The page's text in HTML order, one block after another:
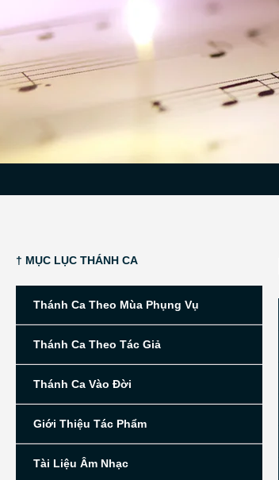
† MỤC LỤC THÁNH CA
Thánh Ca Theo Mùa Phụng Vụ
Thánh Ca Theo Tác Giả
Thánh Ca Vào Đời
Giới Thiệu Tác Phẩm
Tài Liệu Âm Nhạc